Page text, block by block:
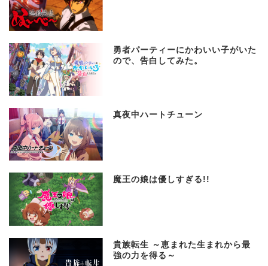
勇者パーティーにかわいい子がいた
ので、告白してみた。
真夜中ハートチューン
魔王の娘は優しすぎる!!
貴族転生 ～恵まれた生まれから最
強の力を得る～